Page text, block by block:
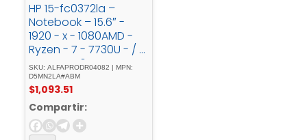
HP 15-fc0372la –
Notebook – 15.6″ -
1920 - x - 1080AMD -
Ryzen - 7 - 7730U - / -
4.5 - GHz16 - GBDDR4
- SDRAM512 - GB -
SSDAMD - Radeon -
GraphicsWindows - 11
- HomeSilverSpanish
SKU: ALFAPRODR04082 | MPN:
D5MN2LA#ABM
$1,093.51
Compartir: